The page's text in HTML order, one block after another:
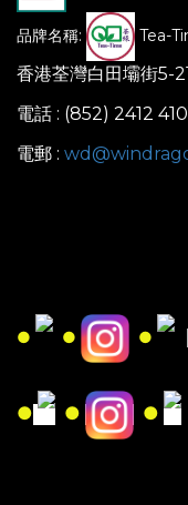
品牌名稱: Tea-
香港荃灣白田壩街5-
電話 : (852) 2412
電郵 :
● ● ●
● ● ●